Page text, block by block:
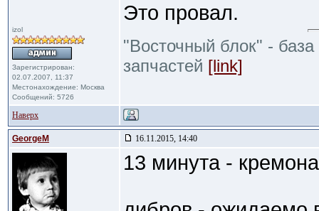
izol
Зарегистрирован:
02.07.2007, 11:37
Местонахождение: Москва
Сообщений: 5726
Это провал.
"Восточный блок" -
запчастей [link]
Наверх
GeorgeM 16.11.2015, 14:40
13 минута -